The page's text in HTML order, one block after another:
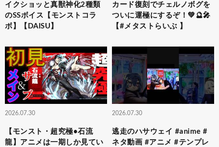
イクショッと真獣神化2種類
のSSボイス【モンストコラ
ボ】【DAISU】
カード復刻でチェルノボグを
ついに運極にするぞ！💚🔮🎤
【#メタストらいぶ 】
2026.07.30
【モンスト・超究極•石流
龍】アニメは一期しか見てい
2026.07.30
逃走のハサウェイ #anime #
ネタ動画 #アニメ #テンプレ